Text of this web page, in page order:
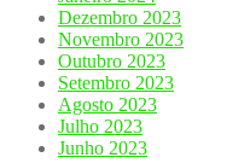
Dezembro 2023
Novembro 2023
Outubro 2023
Setembro 2023
Agosto 2023
Julho 2023
Junho 2023